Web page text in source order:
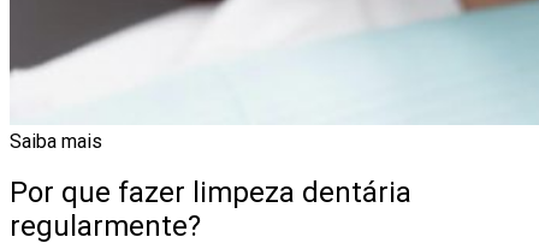
Saiba mais
Por que fazer limpeza dentária
regularmente?